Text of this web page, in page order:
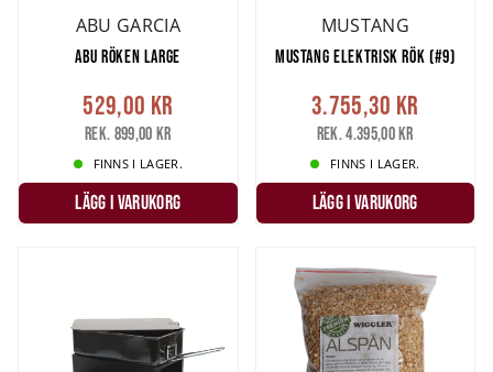
ABU GARCIA
ABU RÖKEN LARGE
529,00 kr
Rek. 899,00 kr
FINNS I LAGER.
LÄGG I VARUKORG
MUSTANG
MUSTANG ELEKTRISK RÖK (#9)
3.755,30 kr
Rek. 4.395,00 kr
FINNS I LAGER.
LÄGG I VARUKORG